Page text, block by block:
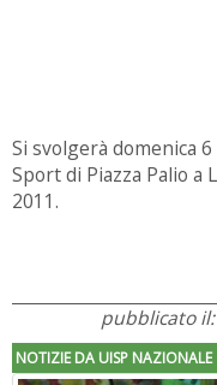
Si svolgerà domenica
Sport di Piazza Palio a
2011.
pubblicato
NOTIZIE DA UISP NAZIONALE